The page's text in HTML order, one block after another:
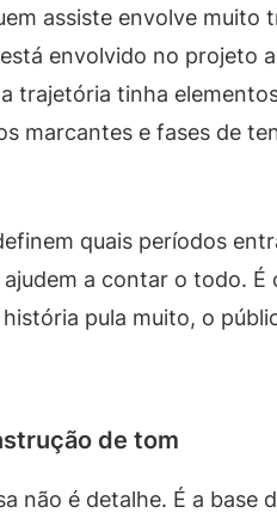
assiste envolve
envolvido no projeto
trajetória tinha
marcantes e fases de
quais períodos
a contar o todo.
pula muito, o
de tom
não é detalhe. É a